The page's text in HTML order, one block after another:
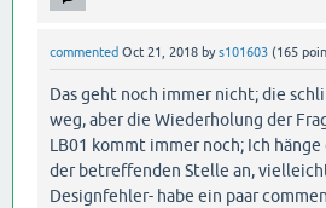
commented Oct 21, 2018 bys101603 (165
Das geht noch immer nicht; die
weg, aber die Wiederholung der
LB01 kommt immer noch; Ich
der betreffenden Stelle an,
Designfehler- habe ein paar